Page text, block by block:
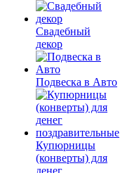
Свадебный
декор
Подвеска в Авто
Купюрницы
(конверты) для
денег